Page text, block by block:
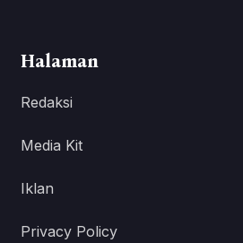
Halaman
Redaksi
Media Kit
Iklan
Privacy Policy